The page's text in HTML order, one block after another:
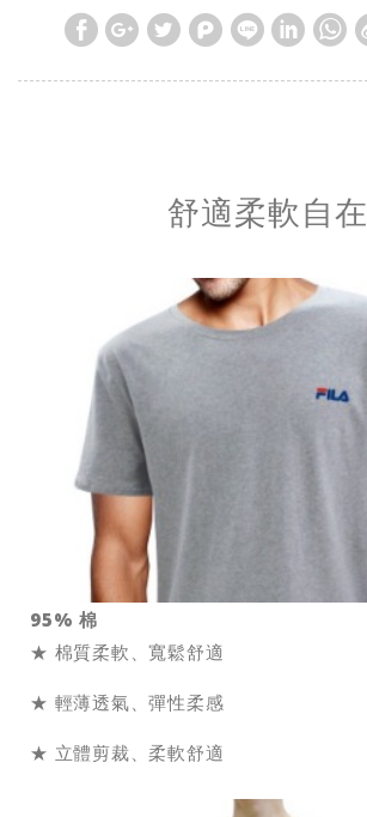
舒適柔軟自在
95% 棉
★ 棉質柔軟、寬鬆舒適
★ 輕薄透氣、彈性柔感
★ 立體剪裁、柔軟舒適